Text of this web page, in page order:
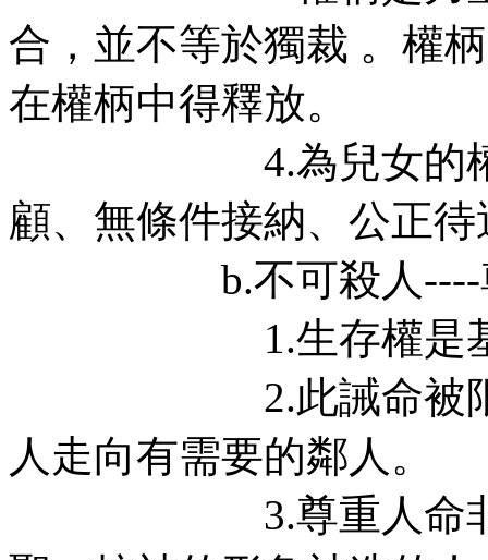
合，並不等於獨裁 。權
在權柄中得釋放。
4.為兒女的權益
顧、無條件接納、公正
b.不可殺人----尊
1.生存權是基
2.此誡命被限制在
人走向有需要的鄰人。
3.尊重人命非因